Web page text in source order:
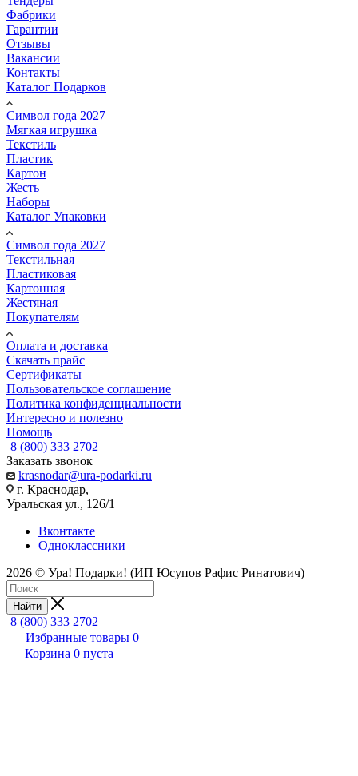
Фабрики
Гарантии
Отзывы
Вакансии
Контакты
Каталог Подарков
Символ года 2027
Мягкая игрушка
Текстиль
Пластик
Картон
Жесть
Наборы
Каталог Упаковки
Символ года 2027
Текстильная
Пластиковая
Картонная
Жестяная
Покупателям
Оплата и доставка
Скачать прайс
Сертификаты
Пользовательское соглашение
Политика конфиденциальности
Интересно и полезно
Помощь
8 (800) 333 2702
Заказать звонок
krasnodar@ura-podarki.ru
г. Краснодар,
Уральская ул., 126/1
Вконтакте
Одноклассники
2026 © Ура! Подарки! (ИП Юсупов Рафис Ринатович)
Найти
8 (800) 333 2702
Избранные товары 0
Корзина 0 пуста